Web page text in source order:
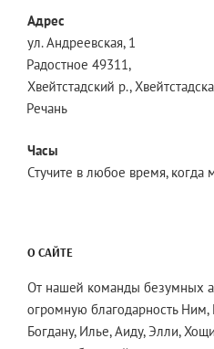
Адрес
ул. Андреевская, 1
Радостное 49311,
Хвейтстадский р.,
Речань
Часы
Стучите в любое время, когда
О САЙТЕ
От нашей команды безумных
огромную благодарность Ним,
Богдану, Илье, Аиду, Элли,